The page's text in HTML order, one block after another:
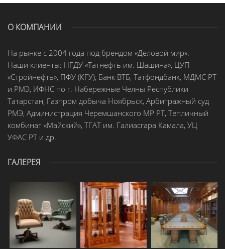
О КОМПАНИИ
На рынке с 2004 года под брендом «Деловой мир».
Наши клиенты: НГДУ «Татнефть им. Шашина», ЦУП
«Стройнефть», ПФУ (КГУ), Банк ВТБ, Татфондбанк, МДМС РТ
и РМЭ, ИФНС по г. Набережные Челны Республики
Татарстан, Газпром добыча Ноябрьск, Арбитражный суд
РМЭ, Администрация Черемшанского МР РТ, Тепличный
комбинат «Майский», ТГАТ им. Галиасгара Камала, УЦ
УФАС РТ и др.
ГАЛЕРЕЯ